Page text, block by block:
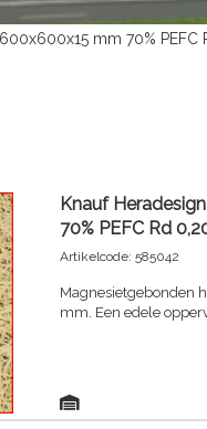
mm 70% PEFC
Knauf
70% PEFC Rd
Artikelcode: 585042
Magnesietgebonden
mm. Een edele